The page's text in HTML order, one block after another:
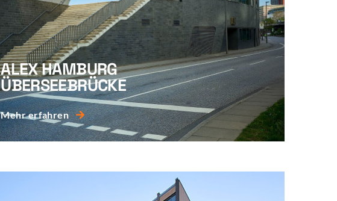
ALEX HAMBURG
ÜBERSEEBRÜCKE
Mehr erfahren